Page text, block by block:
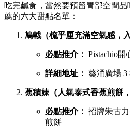
吃完鹹食，當然要預留胃部空間
薦的六大甜點名單：
鳩戟（梳乎厘充滿空氣感，
必點推介： Pistachio
詳細地址： 葵涌廣場 3
蕉積妹（人氣泰式香蕉煎餅
必點推介： 招牌朱古
煎餅